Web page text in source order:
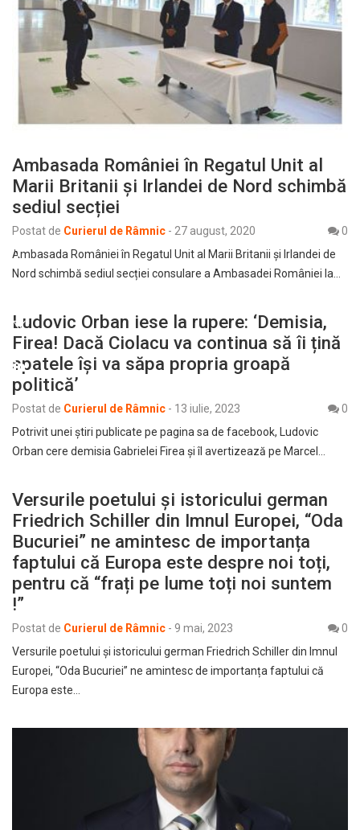
Ambasada României în Regatul Unit al
Marii Britanii şi Irlandei de Nord schimbă
sediul secției
Postat de Curierul de Râmnic - 27 august, 2020
0
Ambasada României în Regatul Unit al Marii Britanii şi Irlandei de
Nord schimbă sediul secției consulare a Ambasadei României la…
Ludovic Orban iese la rupere: ‘Demisia,
Firea! Dacă Ciolacu va continua să îi țină
spatele își va săpa propria groapă
politică’
Postat de Curierul de Râmnic - 13 iulie, 2023
0
Potrivit unei știri publicate pe pagina sa de facebook, Ludovic
Orban cere demisia Gabrielei Firea și îl avertizează pe Marcel…
Versurile poetului și istoricului german
Friedrich Schiller din Imnul Europei, “Oda
Bucuriei” ne amintesc de importanța
faptului că Europa este despre noi toți,
pentru că “frați pe lume toți noi suntem
!”
Postat de Curierul de Râmnic - 9 mai, 2023
0
Versurile poetului și istoricului german Friedrich Schiller din Imnul
Europei, “Oda Bucuriei” ne amintesc de importanța faptului că
Europa este…